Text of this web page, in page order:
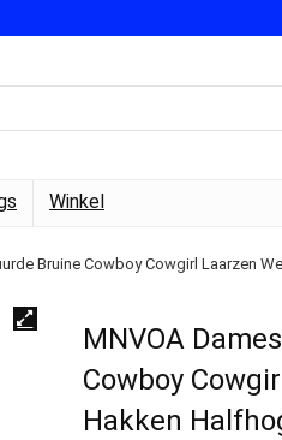
Winkel
Bruine Cowboy Cowgirl Laarzen
MNVOA
Cowboy
Hakken